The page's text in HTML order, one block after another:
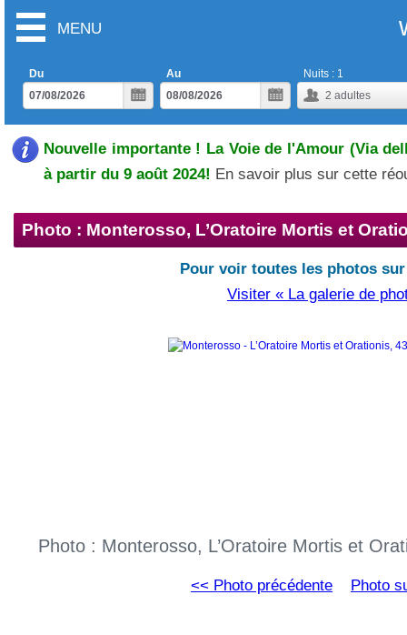
MENU
Du
Au
2 adultes
Nuits : 1
Nouvelle importante ! La Voie de l'Amour (Via
à partir du 9 août 2024! En savoir plus sur cette
Photo : Monterosso, L’Oratoire Mortis et
Pour voir toutes les photos
Visiter « La galerie de
Photo : Monterosso, L’Oratoire Mortis et
<< Photo précédente Photo